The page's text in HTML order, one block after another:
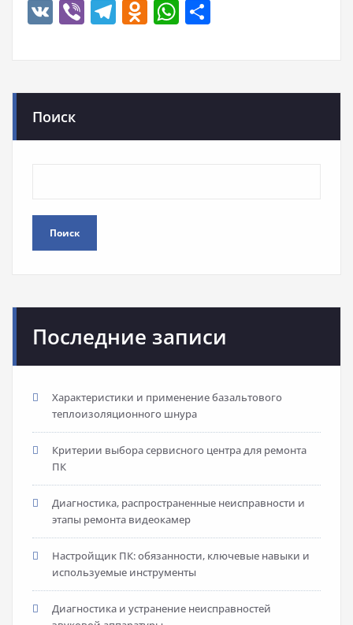
VK ViberTelegram
Odnoklassniki
WhatsApp
Поиск
Поиск
Последние записи
Характеристики и применение базальтового
теплоизоляционного шнура
Критерии выбора сервисного центра для ремонта
ПК
Диагностика, распространенные неисправности и
этапы ремонта видеокамер
Настройщик ПК: обязанности, ключевые навыки и
используемые инструменты
Диагностика и устранение неисправностей